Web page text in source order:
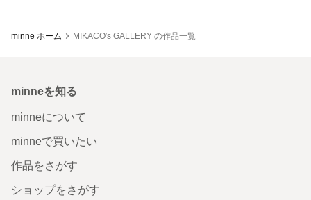
minne ホーム MIKACO′s GALLERY の作品一覧
minneを知る
minneについて
minneで買いたい
作品をさがす
ショップをさがす